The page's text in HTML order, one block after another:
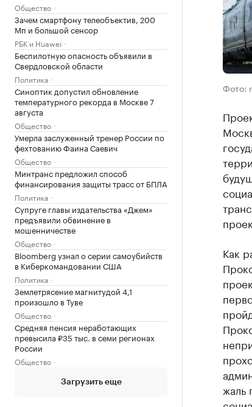
Общество
Зачем смартфону телеобъектив, 200
Мп и большой сенсор
РБК и Huawei
Беспилотную опасность объявили в
Свердловской области
Политика
Синоптик допустил обновление
температурного рекорда в Москве 7
августа
Общество
Умерла заслуженный тренер России по
фехтованию Фаина Саевич
Общество
Минтранс предложил способ
финансирования защиты трасс от БПЛА
Политика
Супруге главы издательства «Джем»
предъявили обвинение в
мошенничестве
Общество
Bloomberg узнал о серии самоубийств
в Киберкомандовании США
Политика
Землетрясение магнитудой 4,1
произошло в Туве
Общество
Средняя пенсия неработающих
превысила ₽35 тыс. в семи регионах
России
Общество
Загрузить еще
Фото:
Как
жаль